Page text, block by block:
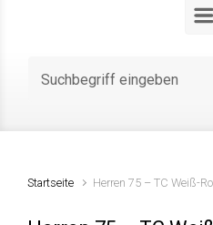
Startseite Herren 75 – TC Weiß-